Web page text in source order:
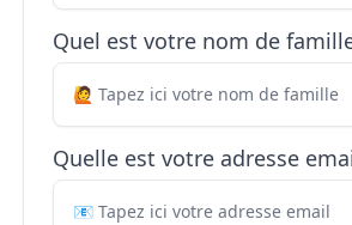
Quel est votre nom de
Quelle est votre adresse